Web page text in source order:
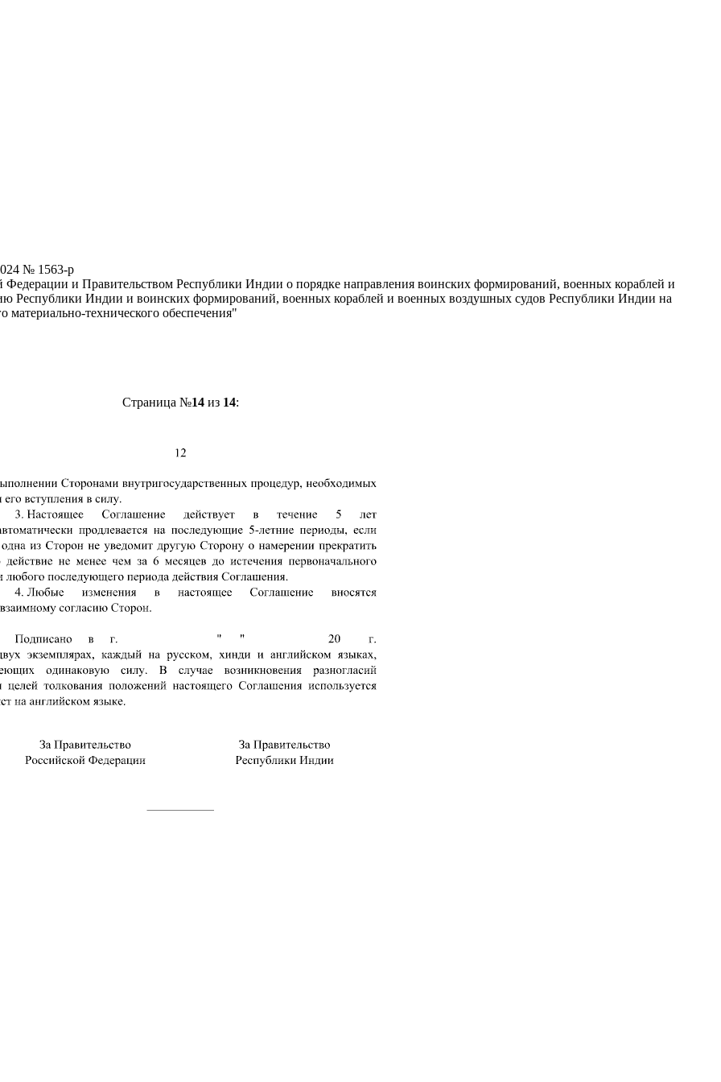
№ 1563-р
и Правительством Республики Индии о порядке направления воинских формирований, военных кораблей и
Республики Индии и воинских формирований, военных кораблей и военных воздушных судов Республики Индии на
технического обеспечения"
Страница №14из 14: